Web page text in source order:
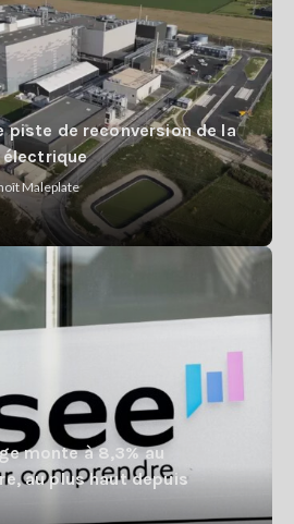
piste de reconversion de la
Maleplate
monte à 8,3% au
au plus haut depuis